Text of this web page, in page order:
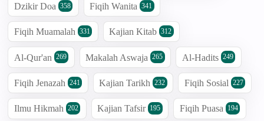
Dzikir Doa 358 Fiqih Wanita 341
Fiqih Muamalah 331 Kajian Kitab 312
Al-Qur'an 269 Makalah Aswaja 265 Al-Hadits 249
Fiqih Jenazah 241 Kajian Tarikh 232 Fiqih Sosial 227
Ilmu Hikmah 202 Kajian Tafsir 195 Fiqih Puasa 194